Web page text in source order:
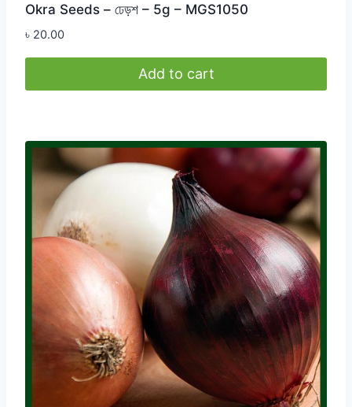
Okra Seeds – ঢেড়শ – 5g – MGS1050
৳ 20.00
Add to cart